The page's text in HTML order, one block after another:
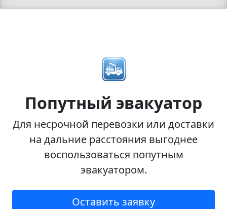
Попутный эвакуатор
Для несрочной перевозки или доставки
на дальние расстояния выгоднее
воспользоваться попутным
эвакуатором.
Оставить заявку